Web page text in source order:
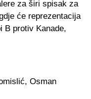
za širi spisak za
će reprezentacija
B protiv Kanade,
Osman